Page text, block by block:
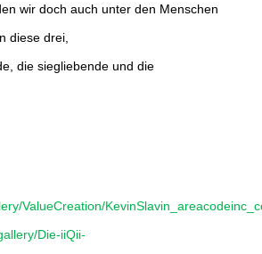
wir doch auch unter den Menschen
diese drei,
die siegliebende und die
ValueCreation/
Die-iiQii-